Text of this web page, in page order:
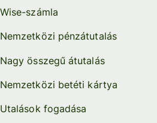
Wise-számla
Nemzetközi pénzátutalás
Nagy összegű átutalás
Nemzetközi betéti kártya
Utalások fogadása